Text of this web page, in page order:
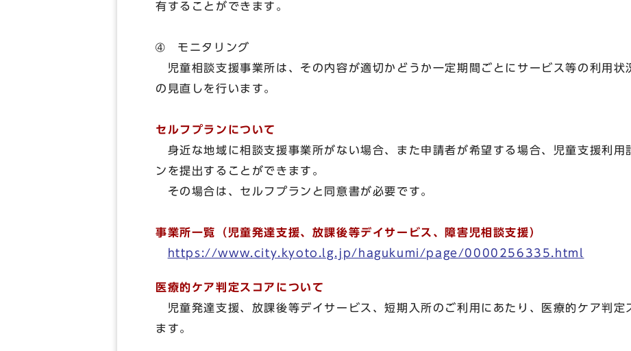
有することができます。
➃ モニタリング
児童相談支援事業所は、その内容が適切かどうか一定期間ごとにサービス等の利用状
の見直しを行います。
セルフプランについて
身近な地域に相談支援事業所がない場合、また申請者が希望する場合、児童支援利用
ンを提出することができます。
その場合は、セルフプランと同意書が必要です。
事業所一覧（児童発達支援、放課後等デイサービス、障害児相談支援）
https://www.city.kyoto.lg.jp/hagukumi/page/0000256335.html
医療的ケア判定スコアについて
児童発達支援、放課後等デイサービス、短期入所のご利用にあたり、医療的ケア判定
ます。